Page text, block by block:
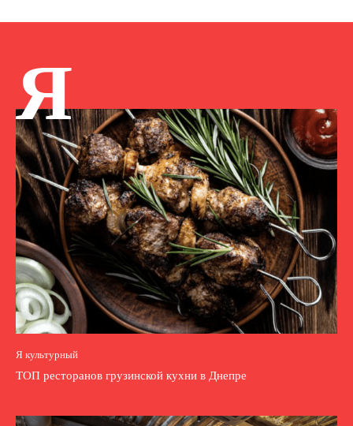
Я
Я культурный
ТОП ресторанов грузинской кухни в Днепре